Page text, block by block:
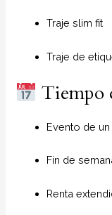
Traje slim fit
Traje de
Tiempo
Evento de un
Fin de
Renta